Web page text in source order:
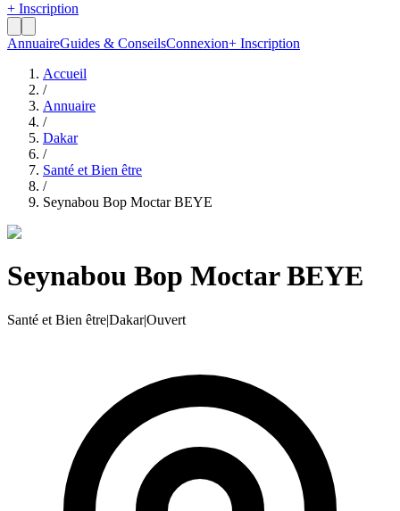
+ Inscription
AnnuaireGuides & ConseilsConnexion+ Inscription
Accueil
/
Annuaire
/
Dakar
/
Santé et Bien être
/
Seynabou Bop Moctar BEYE
Seynabou Bop Moctar BEYE
Santé et Bien être|Dakar|Ouvert